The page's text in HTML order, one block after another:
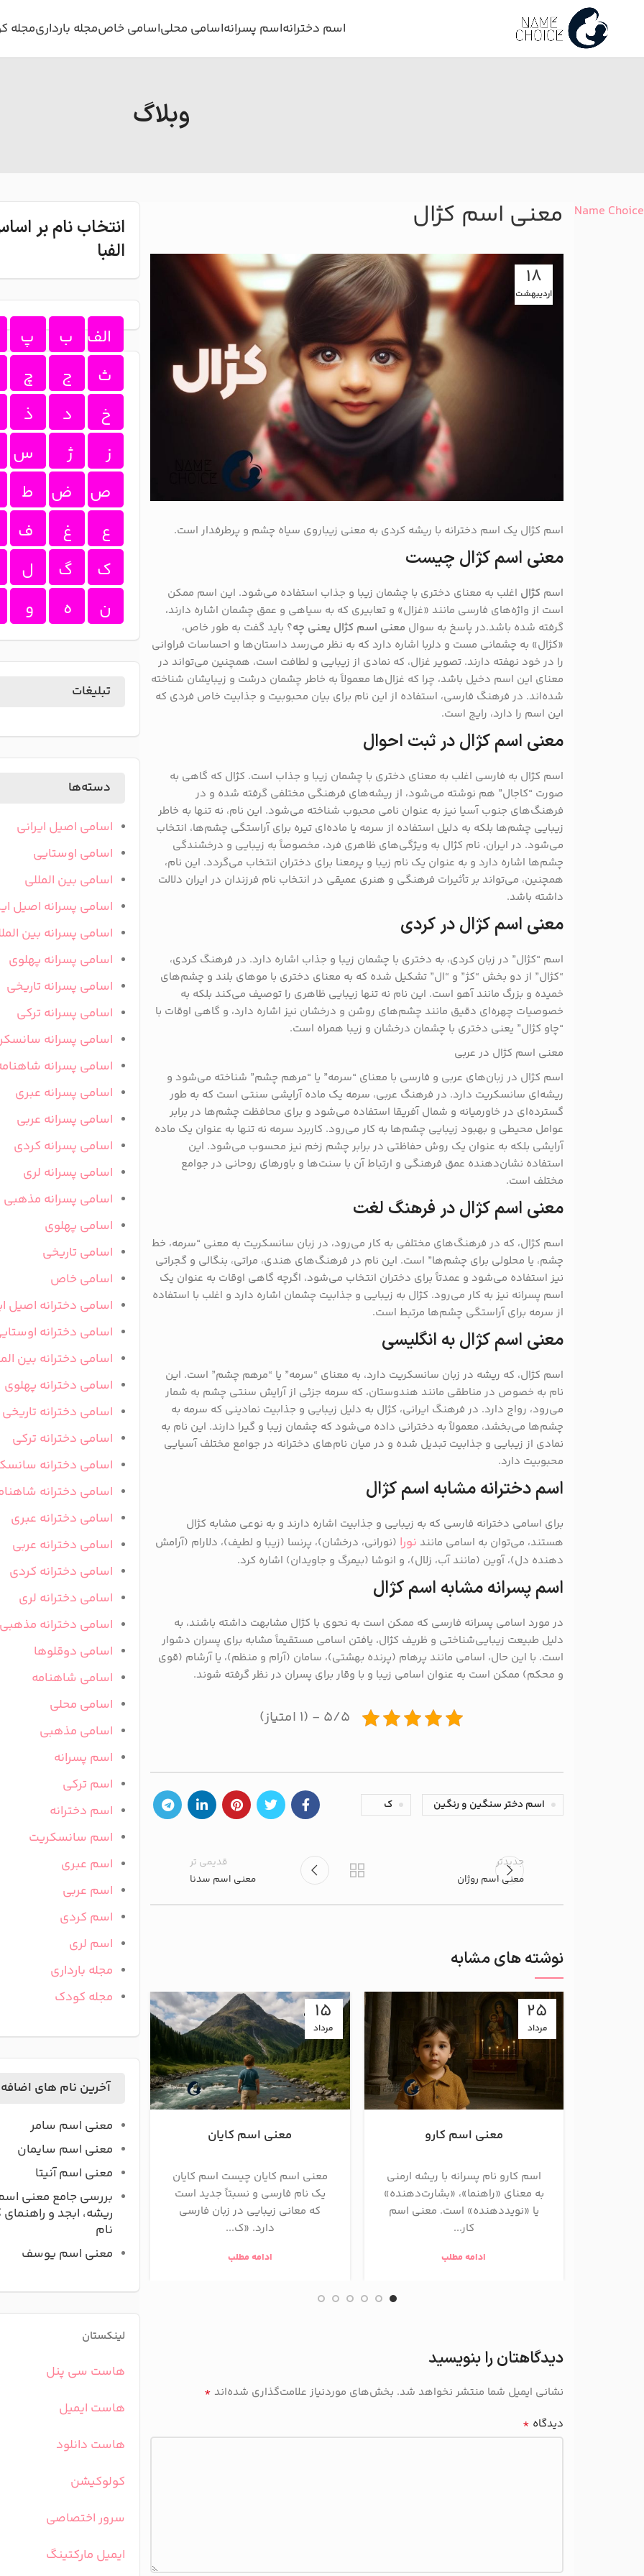
اسم دخترانهاسم پسرانهاسامی محلیاسامی خاصمجله بارداریمجله
وبلاگ
Name Choice معنی اسم کژال
18
اردیبهشت
اسم کژال یک اسم دخترانه با ریشه کردی به معنی زیباروی سیاه چشم و پرطرفدار است.
معنی اسم کژال چیست
اسم کژال اغلب به معنای دختری با چشمان زیبا و جذاب استفاده می‌شود. این اسم ممکن
است از واژه‌های فارسی مانند «غزال» و تعابیری که به سیاهی و عمق چشمان اشاره دارند،
گرفته شده باشد.در پاسخ به سوال معنی اسم کژال یعنی چه؟ باید گفت به طور خاص،
«کژال» به چشمانی مست و دلربا اشاره دارد که به نظر می‌رسد داستان‌ها و احساسات فراوانی
را در خود نهفته دارند. تصویر غزال، که نمادی از زیبایی و لطافت است، همچنین می‌تواند در
معنای این اسم دخیل باشد، چرا که غزال‌ها معمولاً به خاطر چشمان درشت و زیبایشان شناخته
شده‌اند. در فرهنگ فارسی، استفاده از این نام برای بیان محبوبیت و جذابیت خاص فردی که
این اسم را دارد، رایج است.
معنی اسم کژال در ثبت احوال
اسم کژال به فارسی اغلب به معنای دختری با چشمان زیبا و جذاب است. کژال که گاهی به
صورت “کاجال” هم نوشته می‌شود، از ریشه‌های فرهنگی مختلفی گرفته شده و در
فرهنگ‌های جنوب آسیا نیز به عنوان نامی محبوب شناخته می‌شود. این نام، نه تنها به خاطر
زیبایی چشم‌ها بلکه به دلیل استفاده از سرمه یا ماده‌ای تیره برای آراستگی چشم‌ها، انتخاب
می‌شود. در ایران، نام کژال به ویژگی‌های ظاهری فرد، مخصوصاً به زیبایی و درخشندگی
چشم‌ها اشاره دارد و به عنوان یک نام زیبا و پرمعنا برای دختران انتخاب می‌گردد. این نام،
همچنین، می‌تواند بر تأثیرات فرهنگی و هنری عمیقی در انتخاب نام فرزندان در ایران دلالت
داشته باشد.
معنی اسم کژال در کردی
اسم “کژال” در زبان کردی، به دختری با چشمان زیبا و جذاب اشاره دارد. در فرهنگ کردی،
“کژال” از دو بخش “کژ” و “ال” تشکیل شده که به معنای دختری با موهای بلند و چشم‌های
خمیده و بزرگ مانند آهو است. این نام نه تنها زیبایی ظاهری را توصیف می‌کند بلکه به
خصوصیات چهره‌ای دقیق مانند چشم‌های روشن و درخشان نیز اشاره دارد، و گاهی اوقات با
“چاو کژال” یعنی دختری با چشمان درخشان و زیبا همراه است.
معنی اسم کژال در عربی
اسم کژال در زبان‌های عربی و فارسی با معنای “سرمه” یا “مرهم چشم” شناخته می‌شود و
ریشه‌ای سانسکریت دارد. در فرهنگ عربی، سرمه یک ماده آرایشی سنتی است که به طور
گسترده‌ای در خاورمیانه و شمال آفریقا استفاده می‌شود و برای محافظت چشم‌ها در برابر
عوامل محیطی و بهبود زیبایی چشم‌ها به کار می‌رود. کاربرد سرمه نه تنها به عنوان یک ماده
آرایشی بلکه به عنوان یک روش حفاظتی در برابر چشم زخم نیز محسوب می‌شود. این
استفاده نشان‌دهنده عمق فرهنگی و ارتباط آن با سنت‌ها و باورهای روحانی در جوامع
مختلف است.
معنی اسم کژال در فرهنگ لغت
اسم کژال، که در فرهنگ‌های مختلفی به کار می‌رود، در زبان سانسکریت به معنی “سرمه، خط
چشم، یا محلولی برای چشم‌ها” است. این نام در فرهنگ‌های هندی، مراتی، بنگالی و گجراتی
نیز استفاده می‌شود و عمدتاً برای دختران انتخاب می‌شود، اگرچه گاهی اوقات به عنوان یک
اسم پسرانه نیز به کار می‌رود. کژال به زیبایی و جذابیت چشمان اشاره دارد و اغلب با استفاده
از سرمه برای آراستگی چشم‌ها مرتبط است.
معنی اسم کژال به انگلیسی
اسم کژال، که ریشه در زبان سانسکریت دارد، به معنای “سرمه” یا “مرهم چشم” است. این
نام به خصوص در مناطقی مانند هندوستان، که سرمه جزئی از آرایش سنتی چشم به شمار
می‌رود، رواج دارد. در فرهنگ ایرانی، کژال به دلیل زیبایی و جذابیت نمادینی که سرمه به
چشم‌ها می‌بخشد، معمولاً به دخترانی داده می‌شود که چشمان زیبا و گیرا دارند. این نام به
نمادی از زیبایی و جذابیت تبدیل شده و در میان نام‌های دخترانه در جوامع مختلف آسیایی
محبوبیت دارد.
اسم دخترانه مشابه اسم کژال
برای اسامی دخترانه فارسی که به زیبایی و جذابیت اشاره دارند و به نوعی مشابه کژال
هستند، می‌توان به اسامی مانند نورا (نورانی، درخشان)، پرنسا (زیبا و لطیف)، دلارام (آرامش
دهنده دل)، آوین (مانند آب، زلال)، و انوشا (بیمرگ و جاویدان) اشاره کرد.
اسم پسرانه مشابه اسم کژال
در مورد اسامی پسرانه فارسی که ممکن است به نحوی با کژال مشابهت داشته باشند، به
دلیل طبیعت زیبایی‌شناختی و ظریف کژال، یافتن اسامی مستقیماً مشابه برای پسران دشوار
است. با این حال، اسامی مانند پرهام (پرنده بهشتی)، سامان (آرام و منظم)، یا آرشام (قوی
و محکم) ممکن است به عنوان اسامی زیبا و با وقار برای پسران در نظر گرفته شوند.
۵/۵ - (۱ امتیاز)
اسم دختر سنگین و رنگین ک
جدیدتر
معنی اسم روژان
قدیمی تر
معنی اسم سدنا
نوشته های مشابه
25
مرداد
معنی اسم کارو
اسم کارو نام پسرانه با ریشه ارمنی
به معنای «راهنما»، «بشارت‌دهنده»
یا «نویددهنده» است. معنی اسم
کار...
ادامه مطلب
15
مرداد
معنی اسم کایان
معنی اسم کایان چیست اسم کایان
یک نام فارسی و نسبتاً جدید است
که معانی زیبایی در زبان فارسی
دارد. «ک...
ادامه مطلب
22
معنی اسم
زهره نامی دخترانه با
معنی دومین سیاره
که نام دیگر آن ناهید
ادامه مطلب
دیدگاهتان را بنویسید
نشانی ایمیل شما منتشر نخواهد شد. بخش‌های موردنیاز علامت‌گذاری شده‌اند *
دیدگاه *
انتخاب نام بر
الفبا
الف ب
پ
ث
ج
چ
خ
د
ذ
ز
ژ
س
ص
ض
ط
ع
غ
ف
ک
گ
ل
ن
ه و
تبلیغات
دسته‌ها
اسامی اصیل ایرانی
اسامی اوستایی
اسامی بین المللی
اسامی پسرانه اصیل
اسامی پسرانه بین
اسامی پسرانه پهلوی
اسامی پسرانه تاریخی
اسامی پسرانه ترکی
اسامی پسرانه
اسامی پسرانه
اسامی پسرانه عبری
اسامی پسرانه عربی
اسامی پسرانه کردی
اسامی پسرانه لری
اسامی پسرانه مذهبی
اسامی پهلوی
اسامی تاریخی
اسامی خاص
اسامی دخترانه اصیل
اسامی دخترانه
اسامی دخترانه بین
اسامی دخترانه پهلوی
اسامی دخترانه تاریخی
اسامی دخترانه ترکی
اسامی دخترانه
اسامی دخترانه
اسامی دخترانه عبری
اسامی دخترانه عربی
اسامی دخترانه کردی
اسامی دخترانه لری
اسامی دخترانه مذهبی
اسامی دوقلوها
اسامی شاهنامه
اسامی محلی
اسامی مذهبی
اسم پسرانه
اسم ترکی
اسم دخترانه
اسم سانسکریت
اسم عبری
اسم عربی
اسم کردی
اسم لری
مجله بارداری
مجله کودک
آخرین نام های
معنی اسم سامر
معنی اسم سایمان
معنی اسم آنیتا
بررسی جامع معنی
ریشه، ابجد و
نام
معنی اسم یوسف
لینکستان
هاست سی پنل
هاست ایمیل
هاست دانلود
کولوکیشن
سرور اختصاصی
ایمیل مارکتینگ